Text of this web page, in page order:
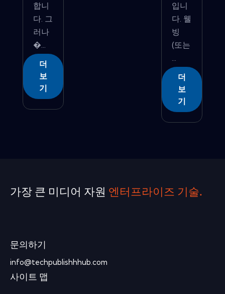
합니
다. 그
러나
�...
더
보
기
입니
다. 웰
빙
(또는
...
더
보
기
가장 큰 미디어 자원 엔터프라이즈 기술.
문의하기
info@techpublishhhub.com
사이트 맵